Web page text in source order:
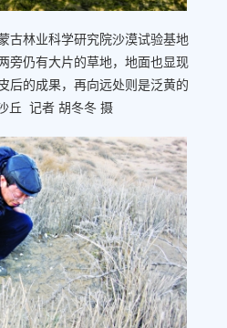
林业科学研究院沙漠试验基地
旁仍有大片的草地，地面也显现
后的成果，再向远处则是泛黄的
丘 记者 胡冬冬 摄